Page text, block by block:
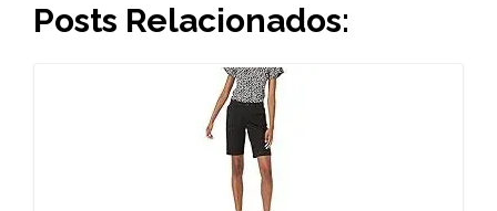
Posts Relacionados: